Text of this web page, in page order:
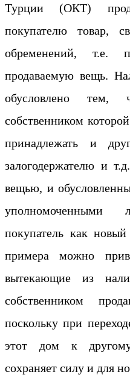
Турции (ОКТ)
покупателю товар,
обременений, т.е.
продаваемую вещь.
обусловлено
собственником
принадлежать и
залогодержателю и
вещью, и
покупатель как
примера можно
вытекающие из
собственником
поскольку при
этот дом к
сохраняет силу и для